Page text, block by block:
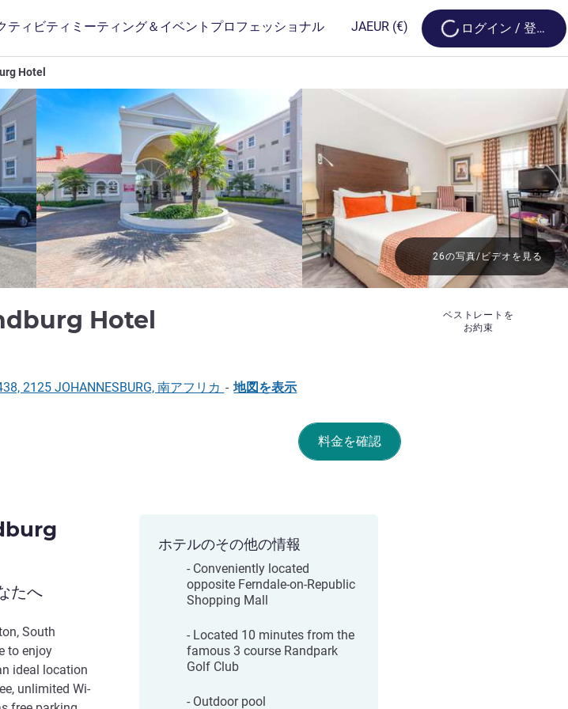
ティビティ ミーティング＆イベント プロフェッショナル JAEUR (€) Loading...
ログイン / 登録
Hotel
Hotel
ベストレートを
お約束
26の写真/ビデオを見る
2125 JOHANNESBURG, 南アフリカ - 地図を表示
料金を確認
たへ
South
to enjoy
ideal location
unlimited Wi-
ホテルのその他の情報
- Conveniently located
opposite Ferndale-on-Republic
Shopping Mall
- Located 10 minutes from the
famous 3 course Randpark
Golf Club
- Outdoor pool